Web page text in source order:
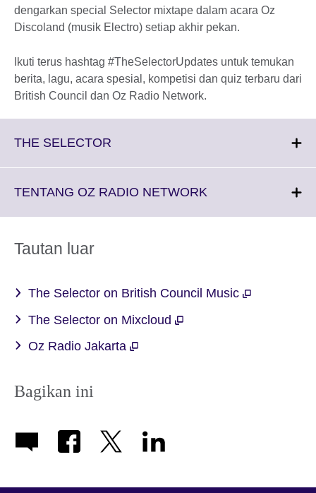
dengarkan special Selector mixtape dalam acara Oz
Discoland (musik Electro) setiap akhir pekan.
Ikuti terus hashtag #TheSelectorUpdates untuk temukan
berita, lagu, acara spesial, kompetisi dan quiz terbaru dari
British Council dan Oz Radio Network.
THE SELECTOR
More
TENTANG OZ RADIO NETWORK
Tautan luar
The Selector on British Council Music
The Selector on Mixcloud
Oz Radio Jakarta
Bagikan ini